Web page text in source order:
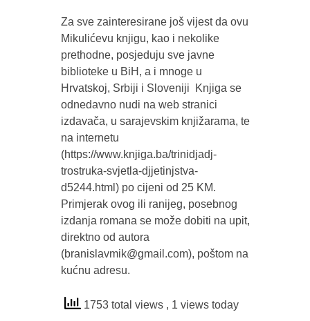
Za sve zainteresirane još vijest da ovu
Mikulićevu knjigu, kao i nekolike
prethodne, posjeduju sve javne
biblioteke u BiH, a i mnoge u
Hrvatskoj, Srbiji i Sloveniji Knjiga se
odnedavno nudi na web stranici
izdavača, u sarajevskim knjižarama, te
na internetu
(https://www.knjiga.ba/trinidjadj-
trostruka-svjetla-djjetinjstva-
d5244.html) po cijeni od 25 KM.
Primjerak ovog ili ranijeg, posebnog
izdanja romana se može dobiti na upit,
direktno od autora
(branislavmik@gmail.com), poštom na
kućnu adresu.
1753 total views , 1 views today